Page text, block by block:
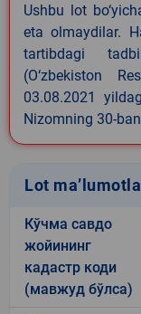
Ushbu lot
eta olmaydilar.
tartibdagi
(O‘zbekiston
03.08.2021
Nizomning 30-
Lot
Кўчма савдо
жойининг
кадастр коди
(мавжуд бўлса)